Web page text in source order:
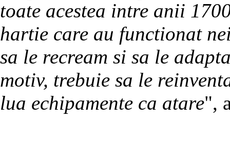
toate acestea intre anii
hartie care au functionat
sa le recream si sa le
motiv, trebuie sa le
lua echipamente ca atare",